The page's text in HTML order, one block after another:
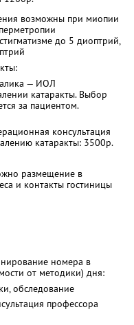
возможны при миопии
до 5 диоптрий,
— ИОЛ
катаракты. Выбор
за пациентом.
консультация
катаракты: 3500р.
размещение в
и контакты гостиницы
номера в
от методики) дня:
обследование
профессора